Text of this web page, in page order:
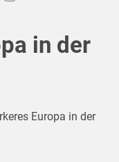
in der
Europa in der